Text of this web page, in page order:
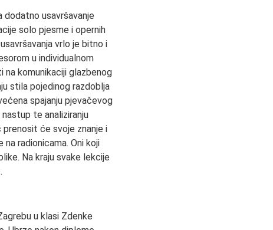
dodatno usavršavanje
solo pjesme i opernih
vrlo je bitno i
u individualnom
komunikaciji glazbenog
stila pojedinog razdoblja
spajanju pjevačevog
te analiziranju
prenosit će svoje znanje i
radionicama. Oni koji
Na kraju svake lekcije
u klasi Zdenke